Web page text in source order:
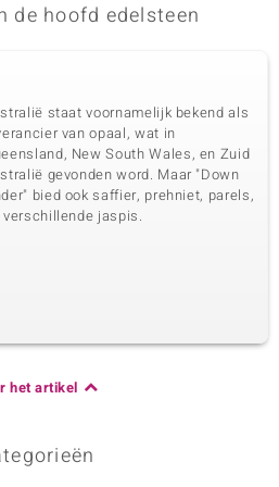
Brazilië
de hoofd edelsteen
staat voornamelijk bekend als
van opaal, wat in
New South Wales, en Zuid
gevonden word. Maar "Down
bied ook saffier, prehniet, parels,
verschillende jaspis.
het artikel